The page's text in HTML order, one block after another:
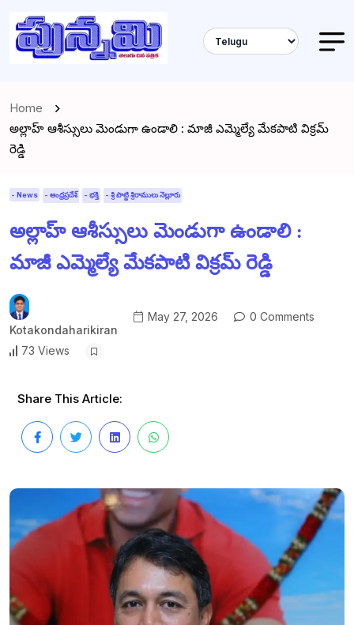
Home
అల్లాహ్ ఆశీస్సులు మెండుగా ఉండాలి : మాజీ ఎమ్మెల్యే మేకపాటి విక్రమ్
రెడ్డి
- News - ఆంధ్రప్రదేశ్ - భక్తి - శ్రీ పొట్టి శ్రీరాములు నెల్లూరు
అల్లాహ్ ఆశీస్సులు మెండుగా ఉండాలి :
మాజీ ఎమ్మెల్యే మేకపాటి విక్రమ్ రెడ్డి
Kotakondaharikiran
May 27, 2026 0 Comments
73 Views
Share This Article: